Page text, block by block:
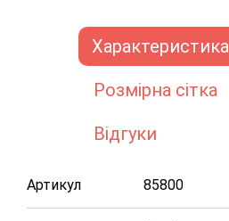
Характеристика
Розмірна сітка
Відгуки
Артикул 85800